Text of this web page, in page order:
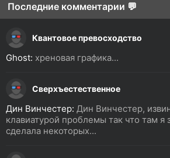
Последние комментарии 💬
Квантовое превосходство
Ghost: хреновая графика...
Сверхъестественное
Дин Винчестер: Дин Винчестер,
клавиатурой проблемы так что там я
сделала некоторых...